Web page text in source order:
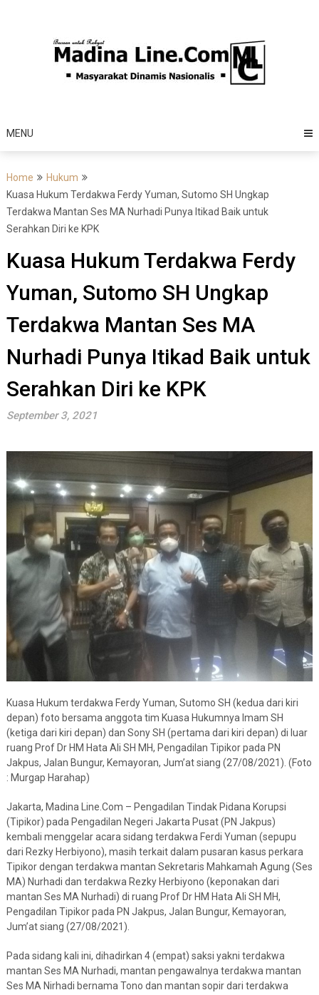
MENU
Home
Hukum
Kuasa Hukum Terdakwa Ferdy Yuman, Sutomo SH Ungkap
Terdakwa Mantan Ses MA Nurhadi Punya Itikad Baik untuk
Serahkan Diri ke KPK
Kuasa Hukum Terdakwa Ferdy
Yuman, Sutomo SH Ungkap
Terdakwa Mantan Ses MA
Nurhadi Punya Itikad Baik untuk
Serahkan Diri ke KPK
September 3, 2021
Kuasa Hukum terdakwa Ferdy Yuman, Sutomo SH (kedua dari kiri
depan) foto bersama anggota tim Kuasa Hukumnya Imam SH
(ketiga dari kiri depan) dan Sony SH (pertama dari kiri depan) di luar
ruang Prof Dr HM Hata Ali SH MH, Pengadilan Tipikor pada PN
Jakpus, Jalan Bungur, Kemayoran, Jum’at siang (27/08/2021). (Foto
: Murgap Harahap)
Jakarta, Madina Line.Com – Pengadilan Tindak Pidana Korupsi
(Tipikor) pada Pengadilan Negeri Jakarta Pusat (PN Jakpus)
kembali menggelar acara sidang terdakwa Ferdi Yuman (sepupu
dari Rezky Herbiyono), masih terkait dalam pusaran kasus perkara
Tipikor dengan terdakwa mantan Sekretaris Mahkamah Agung (Ses
MA) Nurhadi dan terdakwa Rezky Herbiyono (keponakan dari
mantan Ses MA Nurhadi) di ruang Prof Dr HM Hata Ali SH MH,
Pengadilan Tipikor pada PN Jakpus, Jalan Bungur, Kemayoran,
Jum’at siang (27/08/2021).
Pada sidang kali ini, dihadirkan 4 (empat) saksi yakni terdakwa
mantan Ses MA Nurhadi, mantan pengawalnya terdakwa mantan
Ses MA Nirhadi bernama Tono dan mantan sopir dari terdakwa